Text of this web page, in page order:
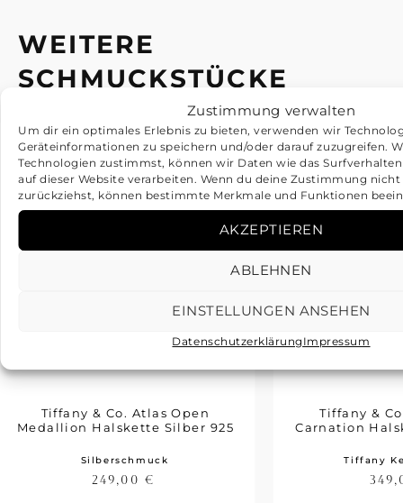
Zustimmung verwalten
Um dir ein optimales Erlebnis zu bieten, verwenden wir
Geräteinformationen zu speichern und/oder darauf zuzugreifen.
Technologien zustimmst, können wir Daten wie das
auf dieser Website verarbeiten. Wenn du deine Zustimmung
zurückziehst, können bestimmte Merkmale und Funktionen
AKZEPTIEREN
ABLEHNEN
EINSTELLUNGEN ANSEHEN
Datenschutzerklärung Impressum
WEITERE
SCHMUCKSTÜCKE
Silberschmuck
Tiffany & Co. Atlas Open
Medallion Halskette Silber 925
249,00 €
Tiffany
Tiffany &
Carnation